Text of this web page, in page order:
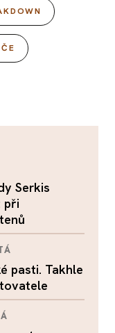
Serkis
při
pasti. Takhle